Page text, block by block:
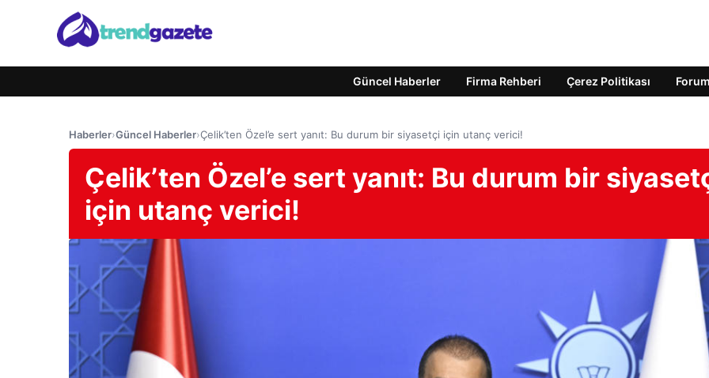
Güncel Haberler Firma Rehberi Çerez Politikası Forum
Haberler›Güncel Haberler›Çelik’ten Özel’e sert yanıt: Bu durum bir siyasetçi için utanç verici!
Çelik’ten Özel’e sert yanıt: Bu durum bir
için utanç verici!